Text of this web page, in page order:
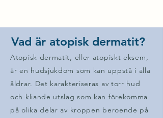
Vad är atopisk dermatit?
Atopisk dermatit, eller atopiskt eksem,
är en hudsjukdom som kan uppstå i alla
åldrar. Det karakteriseras av torr hud
och kliande utslag som kan förekomma
på olika delar av kroppen beroende på